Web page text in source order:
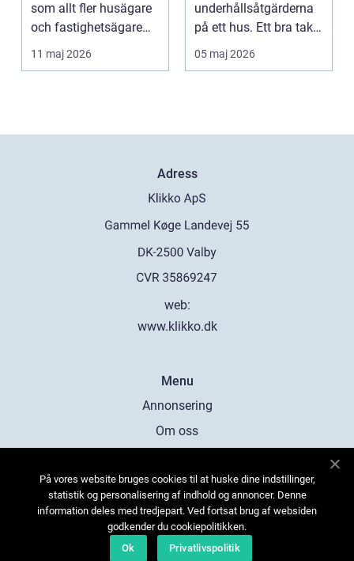
som allt fler husägare
och fastighetsägare
intresserar sig för n...
11 maj 2026
underhållsåtgärderna
på ett hus. Ett bra tak
skyddar...
05 maj 2026
Adress
web:
www.klikko.dk
Menu
Annonsering
Om oss
Kontakta oss
Sitemap
På vores website bruges cookies til at huske dine indstillinger,
statistik og personalisering af indhold og annoncer. Denne
information deles med tredjepart. Ved fortsat brug af websiden
godkender du cookiepolitikken.
Ok
Privatlivspolitik